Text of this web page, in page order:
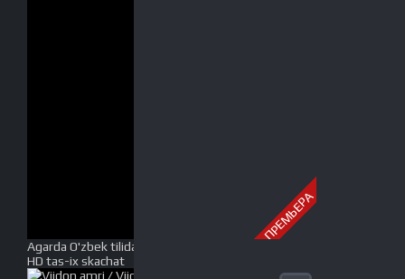
ПРЕМЬЕРА
Agarda O'zbek tilida Uzbekcha tarjima kino 2003 Full
HD tas-ix skachat